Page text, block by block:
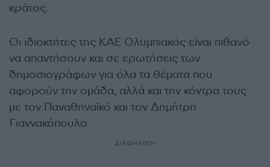
κράτος.
Οι ιδιοκτήτες της ΚΑΕ Ολυμπιακός είναι πιθανό
να απαντήσουν και σε ερωτήσεις των
δημοσιογράφων για όλα τα θέματα που
αφορούν την ομάδα, αλλά και την κόντρα τους
με τον Παναθηναϊκό και τον Δημήτρη
Γιαννακόπουλο.
ΔΙΑΦΗΜΙΣΗ